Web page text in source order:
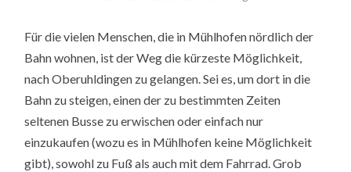
Für die vielen Menschen, die in Mühlhofen nördlich der
Bahn wohnen, ist der Weg die kürzeste Möglichkeit,
nach Oberuhldingen zu gelangen. Sei es, um dort in die
Bahn zu steigen, einen der zu bestimmten Zeiten
seltenen Busse zu erwischen oder einfach nur
einzukaufen (wozu es in Mühlhofen keine Möglichkeit
gibt), sowohl zu Fuß als auch mit dem Fahrrad. Grob